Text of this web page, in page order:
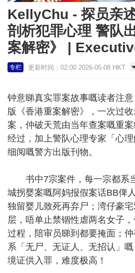
KellyChu - 探员亲
剖析犯罪心理 警队
案解密》 |
专栏 更新时间：02:00 2026-05-08 HKT
钟意睇真实罪案故事嘅读者注
版《香港重案解密》，一次过
案，仲破天荒由当年查案嘅重
经过，加上警队心理专家「心
细阅嘅警方出版刊物。
书中7宗案件，每一宗都系
城拐婴案嘅阿妈报假案话BB俾
独留婴儿致死再弃尸；湾仔豪
层，唔单止禁锢性虐两名女子
过程，陪审员睇到都要掩面；仲
系「无尸、无证人、无招认」
境证供入罪，难度极高！